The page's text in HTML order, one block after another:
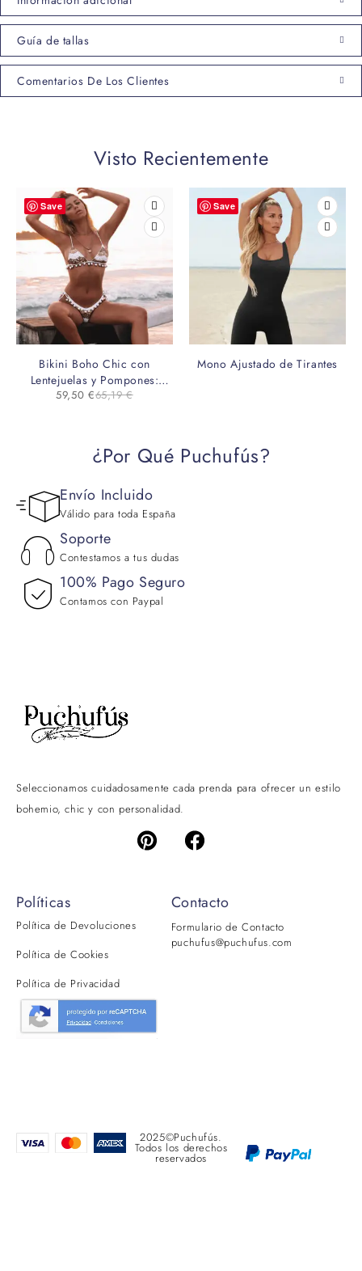
Guía de tallas
Comentarios De Los Clientes
Visto Recientemente
Save
Bikini Boho Chic con
Lentejuelas y Pompones:
Ideal para Pecho Pequeño
65,19€
59,50 €
Save
Mono Ajustado de Tirantes
¿Por Qué Puchufús?
Envío Incluido
Válido para toda España
Soporte
Contestamos a tus dudas
100% Pago Seguro
Contamos con Paypal
Seleccionamos cuidadosamente cada prenda para ofrecer un estilo
bohemio, chic y con personalidad.
Políticas
Política de Devoluciones
Política de Cookies
Política de Privacidad
Contacto
Formulario de Contacto
puchufus@puchufus.com
2025©Puchufús.
Todos los derechos
reservados